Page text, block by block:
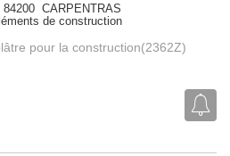
84200 CARPENTRAS
de construction
pour la construction(2362Z)